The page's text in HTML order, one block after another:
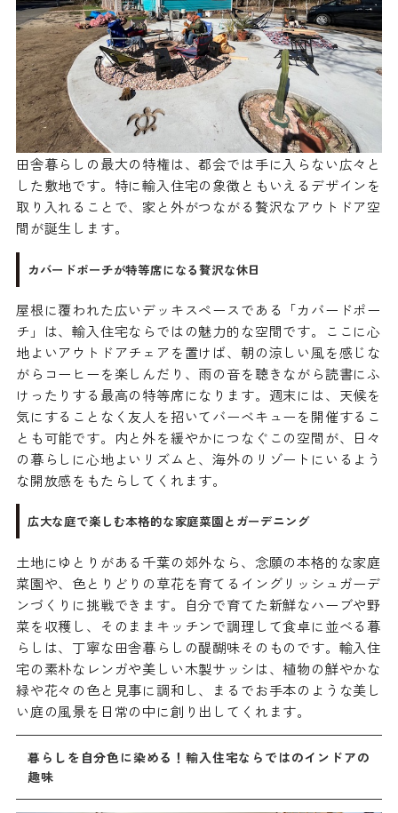
田舎暮らしの最大の特権は、都会では手に入らない広々と
した敷地です。特に輸入住宅の象徴ともいえるデザインを
取り入れることで、家と外がつながる贅沢なアウトドア空
間が誕生します。
カバードポーチが特等席になる贅沢な休日
屋根に覆われた広いデッキスペースである「カバードポー
チ」は、輸入住宅ならではの魅力的な空間です。ここに心
地よいアウトドアチェアを置けば、朝の涼しい風を感じな
がらコーヒーを楽しんだり、雨の音を聴きながら読書にふ
けったりする最高の特等席になります。週末には、天候を
気にすることなく友人を招いてバーベキューを開催するこ
とも可能です。内と外を緩やかにつなぐこの空間が、日々
の暮らしに心地よいリズムと、海外のリゾートにいるよう
な開放感をもたらしてくれます。
広大な庭で楽しむ本格的な家庭菜園とガーデニング
土地にゆとりがある千葉の郊外なら、念願の本格的な家庭
菜園や、色とりどりの草花を育てるイングリッシュガーデ
ンづくりに挑戦できます。自分で育てた新鮮なハーブや野
菜を収穫し、そのままキッチンで調理して食卓に並べる暮
らしは、丁寧な田舎暮らしの醍醐味そのものです。輸入住
宅の素朴なレンガや美しい木製サッシは、植物の鮮やかな
緑や花々の色と見事に調和し、まるでお手本のような美し
い庭の風景を日常の中に創り出してくれます。
暮らしを自分色に染める！輸入住宅ならではのインドアの
趣味